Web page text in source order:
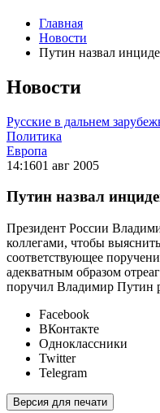
Главная
Новости
Путин назвал
Новости
Русские в дальнем
Политика
Европа
14:1601 авг 2005
Путин назвал
Президент России
коллегами, чтобы
соответствующее
адекватным образом
поручил Владимир Путин
Facebook
ВКонтакте
Одноклассники
Twitter
Telegram
Версия для печати